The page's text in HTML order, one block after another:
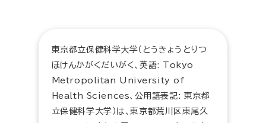
東京都立保健科学大学（とうきょうとりつ
ほけんかがくだいがく、英語: Tokyo
Metropolitan University of
Health Sciences、公用語表記: 東京都
立保健科学大学）は、東京都荒川区東尾久